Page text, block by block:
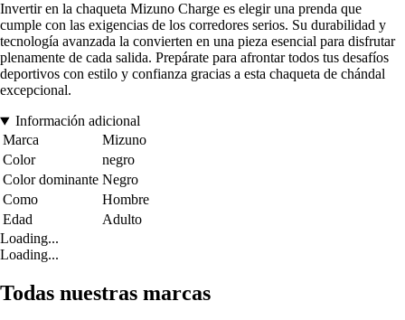
Invertir en la chaqueta Mizuno Charge es elegir una prenda que
cumple con las exigencias de los corredores serios. Su durabilidad y
tecnología avanzada la convierten en una pieza esencial para disfrutar
plenamente de cada salida. Prepárate para afrontar todos tus desafíos
deportivos con estilo y confianza gracias a esta chaqueta de chándal
excepcional.
Información adicional
Marca
Mizuno
Color
negro
Color dominante Negro
Como
Hombre
Edad
Adulto
Loading...
Loading...
Todas nuestras marcas